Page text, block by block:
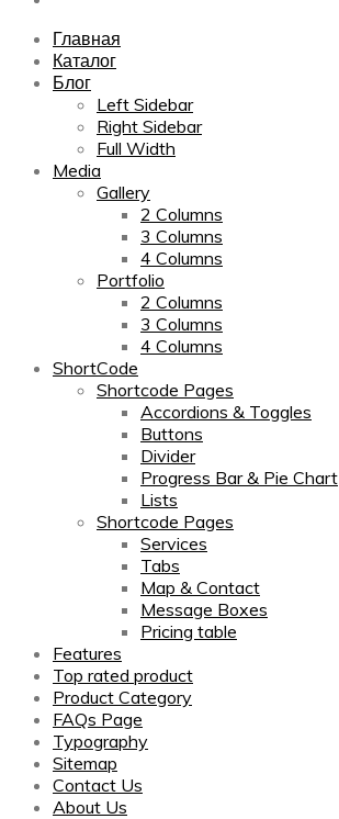
Главная
Каталог
Блог
Left Sidebar
Right Sidebar
Full Width
Media
Gallery
2 Columns
3 Columns
4 Columns
Portfolio
2 Columns
3 Columns
4 Columns
ShortCode
Shortcode Pages
Accordions & Toggles
Buttons
Divider
Progress Bar & Pie Chart
Lists
Shortcode Pages
Services
Tabs
Map & Contact
Message Boxes
Pricing table
Features
Top rated product
Product Category
FAQs Page
Typography
Sitemap
Contact Us
About Us